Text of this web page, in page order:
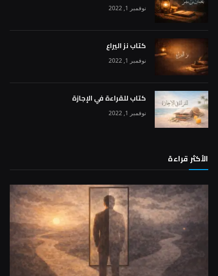
نوفمبر 1, 2022
كتاب نز اليراع
نوفمبر 1, 2022
كتاب للقراءة في الإجازة
نوفمبر 1, 2022
الأكثر قراءة